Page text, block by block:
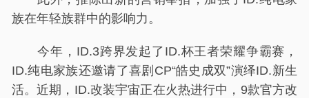
族在年轻族群中的影响力。
今年，ID.3跨界发起了ID.杯王者荣耀争霸赛，
ID.纯电家族还邀请了喜剧CP“皓史成双”演绎ID.新生
活。近期，ID.改装宇宙正在火热进行中，9款官方改